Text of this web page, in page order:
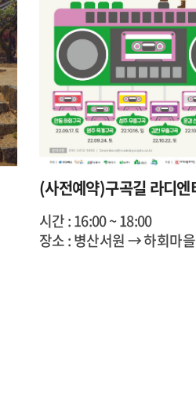
시간 : 16:00 ~ 18:00
장소 : 병산서원 → 하회마을